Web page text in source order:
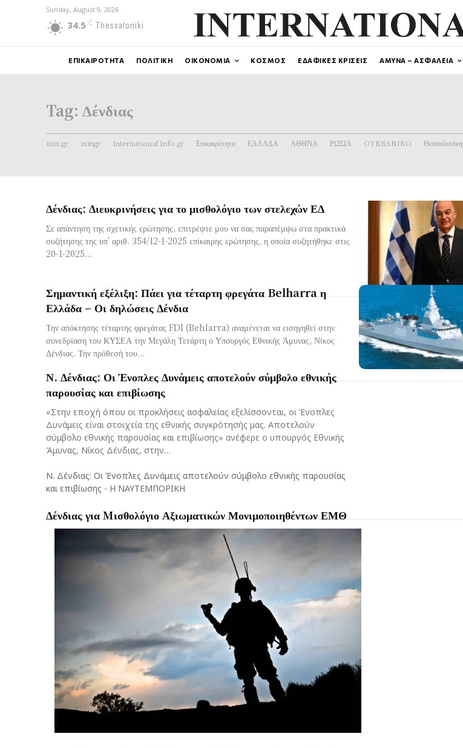
Sunday, August 9, 2026
34.5 C Thessaloniki
ΕΠΙΚΑΙΡΟΤΗΤΑ ΠΟΛΙΤΙΚΗ ΟΙΚΟΝΟΜΙΑ ΚΟΣΜΟΣ ΕΔΑΦΙΚΕΣ ΚΡΙΣΕΙΣ ΑΜΥΝΑ – ΑΣΦΑΛΕΙΑ
Tag: Δένδιας
inin.gr iningr International Info.gr Επικαιρότητα ΕΛΛΑΔΑ ΑΘΗΝΑ ΡΩΣΙΑ OYKRANIKO Θεσσαλονίκη
Δένδιας: Διευκρινήσεις για το μισθολόγιο των στελεχών ΕΔ
Σε απάντηση της σχετικής ερώτησης, επιτρέψτε μου να σας παραπέμψω στα πρακτικά
συζήτησης της υπ’ αριθ. 354/12-1-2025 επίκαιρης ερώτησης, η οποία συζητήθηκε στις
20-1-2025...
Σημαντική εξέλιξη: Πάει για τέταρτη φρεγάτα Belharra η
Ελλάδα – Οι δηλώσεις Δένδια
Την απόκτησης τέταρτης φρεγάτας FDI (Behlarra) αναμένεται να εισηγηθεί στην
συνεδρίαση του ΚΥΣΕΑ την Μεγάλη Τετάρτη ο Υπουργός Εθνικής Άμυνας, Νίκος
Δένδιας. Την πρόθεσή του...
Ν. Δένδιας: Οι Ένοπλες Δυνάμεις αποτελούν σύμβολο εθνικής
παρουσίας και επιβίωσης
«Στην εποχή όπου οι προκλήσεις ασφαλείας εξελίσσονται, οι Ένοπλες
Δυνάμεις είναι στοιχεία της εθνικής συγκρότησής μας. Αποτελούν
σύμβολο εθνικής παρουσίας και επιβίωσης» ανέφερε ο υπουργός Εθνικής
Άμυνας, Νίκος Δένδιας, στην…
Ν. Δένδιας: Οι Ένοπλες Δυνάμεις αποτελούν σύμβολο εθνικής παρουσίας
και επιβίωσης - Η ΝΑΥΤΕΜΠΟΡΙΚΗ
Δένδιας για Mισθολόγιο Αξιωματικών Μονιμοποιηθέντων ΕΜΘ